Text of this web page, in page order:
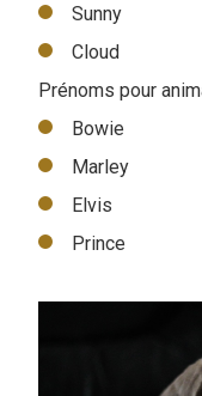
Sunny
Cloud
Prénoms pour
Bowie
Marley
Elvis
Prince